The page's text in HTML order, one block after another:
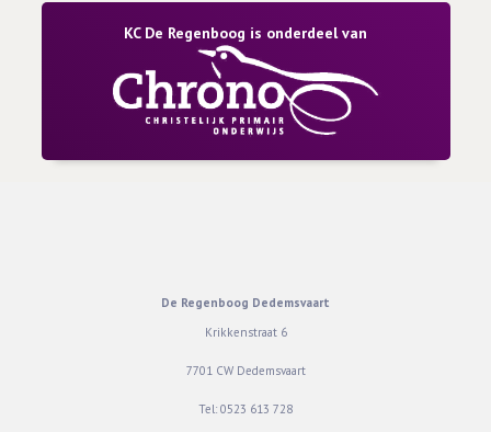
KC De Regenboog is onderdeel van
De Regenboog Dedemsvaart
Krikkenstraat 6
7701 CW Dedemsvaart
Tel: 0523 613 728